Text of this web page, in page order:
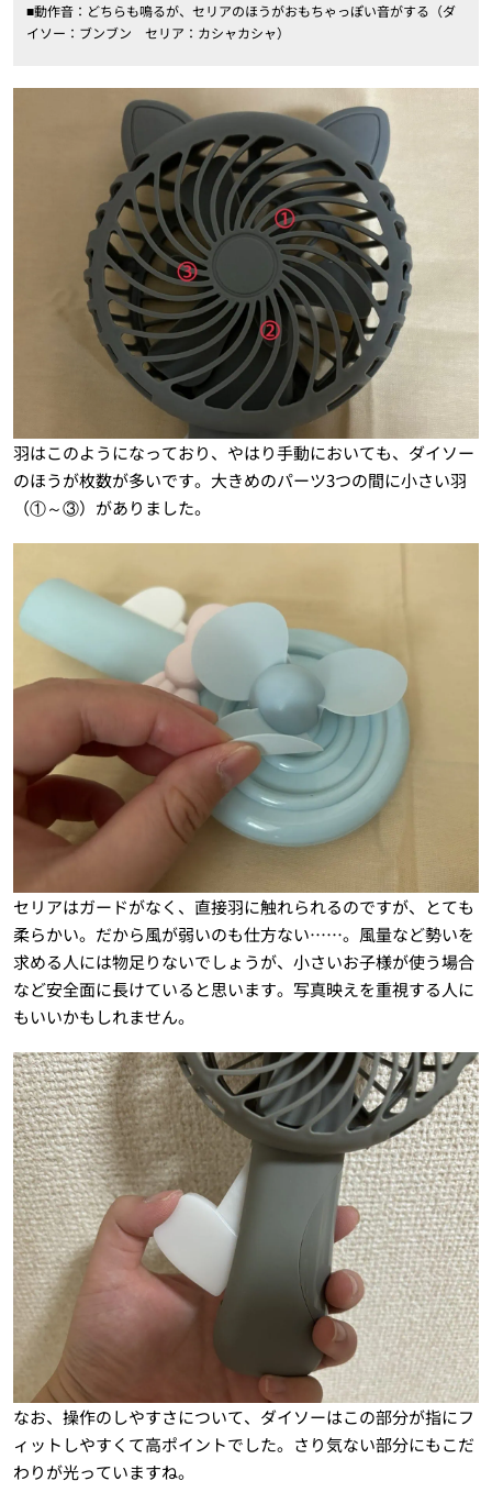
■動作音：どちらも鳴るが、セリアのほうがおもちゃっぽい音がする（ダ
イソー：ブンブン セリア：カシャカシャ）
羽はこのようになっており、やはり手動においても、ダイソー
のほうが枚数が多いです。大きめのパーツ3つの間に小さい羽
（①～③）がありました。
セリアはガードがなく、直接羽に触れられるのですが、とても
柔らかい。だから風が弱いのも仕方ない……。風量など勢いを
求める人には物足りないでしょうが、小さいお子様が使う場合
など安全面に長けていると思います。写真映えを重視する人に
もいいかもしれません。
なお、操作のしやすさについて、ダイソーはこの部分が指にフ
ィットしやすくて高ポイントでした。さり気ない部分にもこだ
わりが光っていますね。